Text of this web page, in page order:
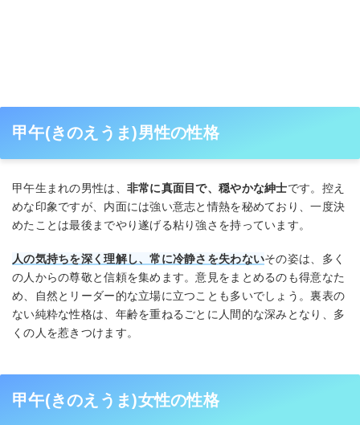
甲午(きのえうま)男性の性格
甲午生まれの男性は、 非常に真面目で、穏やかな紳士です。控え
めな印象ですが、内面には強い意志と情熱を秘めており、一度決
めたことは最後までやり遂げる粘り強さを持っています。
人の気持ちを深く理解し、常に冷静さを失わないその姿は、多く
の人からの尊敬と信頼を集めます。意見をまとめるのも得意なた
め、自然とリーダー的な立場に立つことも多いでしょう。裏表の
ない純粋な性格は、年齢を重ねるごとに人間的な深みとなり、多
くの人を惹きつけます。
甲午(きのえうま)女性の性格